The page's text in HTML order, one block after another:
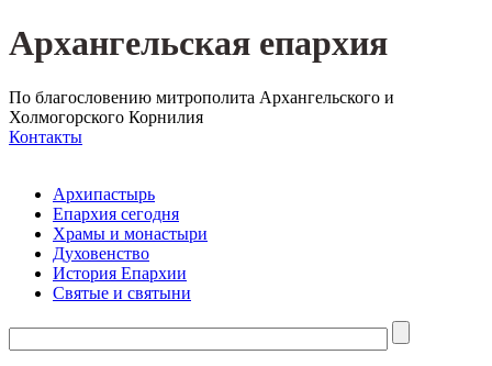
Архангельская епархия
По благословению митрополита Архангельского и
Холмогорского Корнилия
Контакты
Архипастырь
Епархия сегодня
Храмы и монастыри
Духовенство
История Епархии
Святые и святыни